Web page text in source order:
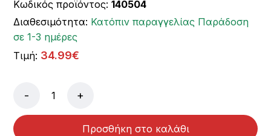
Κωδικός προϊόντος:140504
Διαθεσιμότητα: Κατόπιν παραγγελίας Παράδοση
σε 1-3 ημέρες
Τιμή: 34.99€
- +
Προσθήκη στο καλάθι